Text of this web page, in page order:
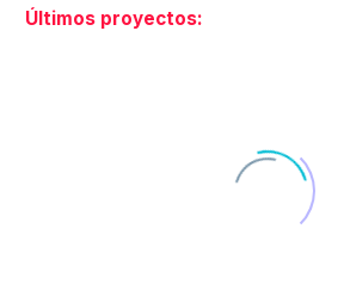
Últimos proyectos: